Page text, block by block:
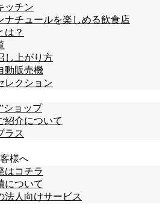
ッチン
ナチュールを楽しめる飲食店
は？
し上がり方
動販売機
レクション
ショップ
紹介について
ラス
様へ
はコチラ
について
法人向けサービス